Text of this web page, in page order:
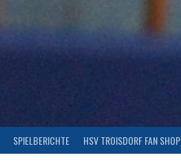
SPIELBERICHTE HSV TROISDORF FAN SHOP